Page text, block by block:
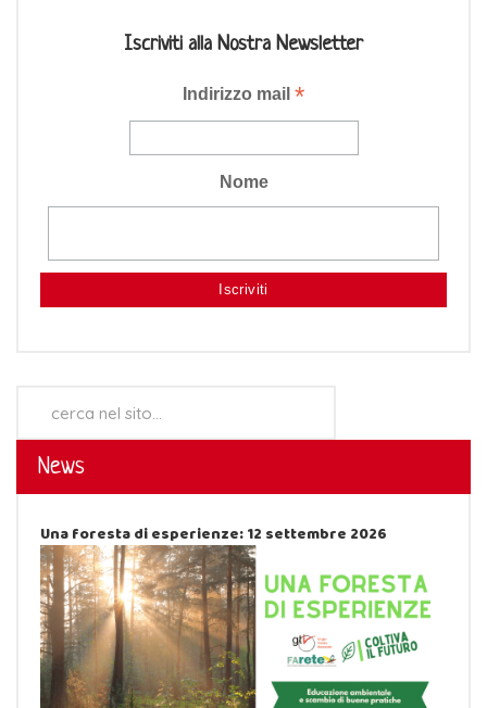
Iscriviti alla Nostra Newsletter
Indirizzo mail *
Nome
News
Una foresta di esperienze: 12 settembre 2026